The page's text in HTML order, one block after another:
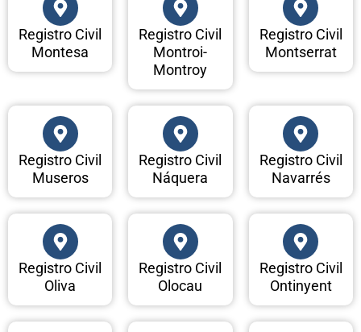
Registro Civil
Montesa
Registro Civil
Montroi-
Montroy
Registro Civil
Montserrat
Registro Civil
Museros
Registro Civil
Náquera
Registro Civil
Navarrés
Registro Civil
Oliva
Registro Civil
Olocau
Registro Civil
Ontinyent